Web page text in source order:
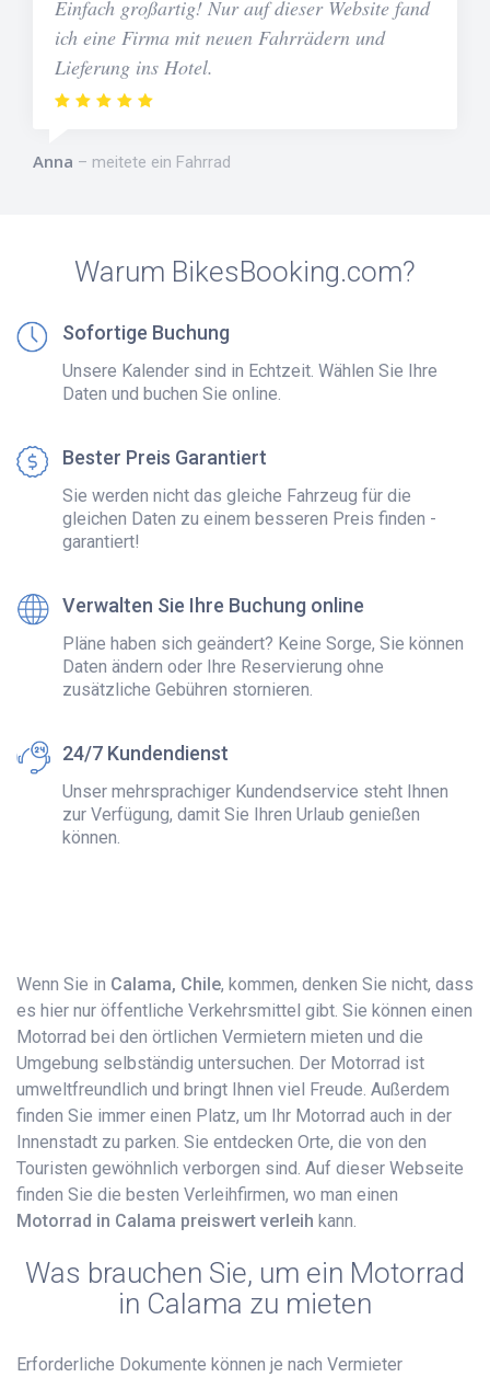
Einfach großartig! Nur auf dieser Website fand
ich eine Firma mit neuen Fahrrädern und
Lieferung ins Hotel.
Anna meitete ein Fahrrad
Warum BikesBooking.com?
Sofortige Buchung
Unsere Kalender sind in Echtzeit. Wählen Sie Ihre
Daten und buchen Sie online.
Bester Preis Garantiert
Sie werden nicht das gleiche Fahrzeug für die
gleichen Daten zu einem besseren Preis finden -
garantiert!
Verwalten Sie Ihre Buchung online
Pläne haben sich geändert? Keine Sorge, Sie können
Daten ändern oder Ihre Reservierung ohne
zusätzliche Gebühren stornieren.
24/7 Kundendienst
Unser mehrsprachiger Kundendservice steht Ihnen
zur Verfügung, damit Sie Ihren Urlaub genießen
können.
Wenn Sie in Calama, Chile, kommen, denken Sie nicht, dass
es hier nur öffentliche Verkehrsmittel gibt. Sie können einen
Motorrad bei den örtlichen Vermietern mieten und die
Umgebung selbständig untersuchen. Der Motorrad ist
umweltfreundlich und bringt Ihnen viel Freude. Außerdem
finden Sie immer einen Platz, um Ihr Motorrad auch in der
Innenstadt zu parken. Sie entdecken Orte, die von den
Touristen gewöhnlich verborgen sind. Auf dieser Webseite
finden Sie die besten Verleihfirmen, wo man einen
Motorrad in Calama preiswert verleih kann.
Was brauchen Sie, um ein Motorrad
in Calama zu mieten
Erforderliche Dokumente können je nach Vermieter